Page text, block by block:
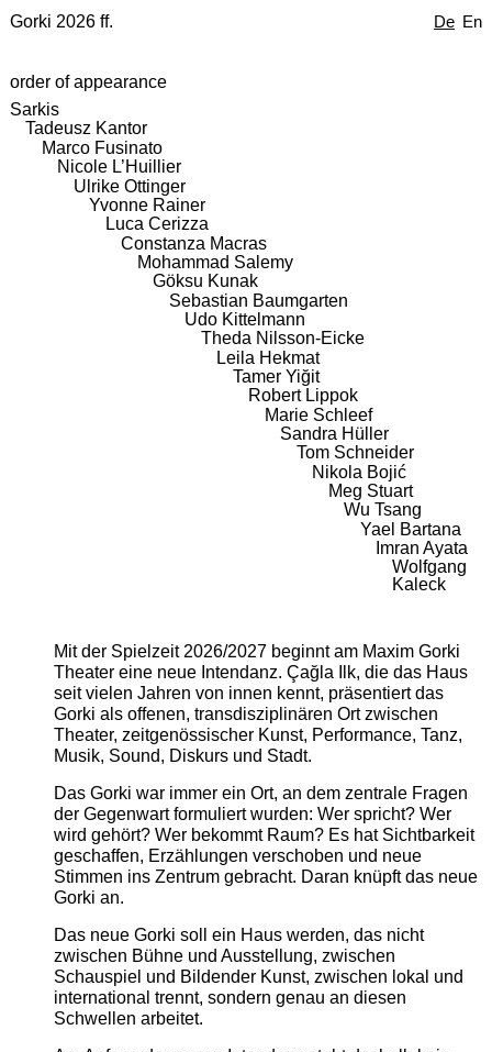
De En
Gorki 2026 ff.
order of appearance
Sarkis
Tadeusz Kantor
Marco Fusinato
Nicole L’Huillier
Ulrike Ottinger
Yvonne Rainer
Luca Cerizza
Constanza Macras
Mohammad Salemy
Göksu Kunak
Sebastian Baumgarten
Udo Kittelmann
Theda Nilsson-Eicke
Leila Hekmat
Tamer Yiğit
Robert Lippok
Marie Schleef
Sandra Hüller
Tom Schneider
Nikola Bojić
Meg Stuart
Wu Tsang
Yael Bartana
Imran Ayata
Wolfgang
Kaleck
Mit der Spielzeit 2026/2027 beginnt am Maxim Gorki
Theater eine neue Intendanz. Çağla Ilk, die das Haus
seit vielen Jahren von innen kennt, präsentiert das
Gorki als offenen, transdisziplinären Ort zwischen
Theater, zeitgenössischer Kunst, Performance, Tanz,
Musik, Sound, Diskurs und Stadt.
Das Gorki war immer ein Ort, an dem zentrale Fragen
der Gegenwart formuliert wurden: Wer spricht? Wer
wird gehört? Wer bekommt Raum? Es hat Sichtbarkeit
geschaffen, Erzählungen verschoben und neue
Stimmen ins Zentrum gebracht. Daran knüpft das neue
Gorki an.
Das neue Gorki soll ein Haus werden, das nicht
zwischen Bühne und Ausstellung, zwischen
Schauspiel und Bildender Kunst, zwischen lokal und
international trennt, sondern genau an diesen
Schwellen arbeitet.